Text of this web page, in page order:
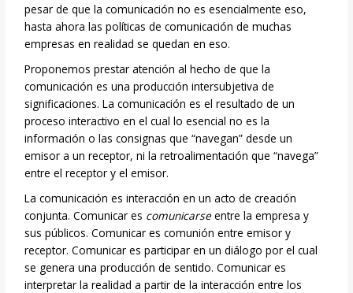
pesar de que la comunicación no es esencialmente eso,
hasta ahora las políticas de comunicación de muchas
empresas en realidad se quedan en eso.
Proponemos prestar atención al hecho de que la
comunicación es una producción intersubjetiva de
significaciones. La comunicación es el resultado de un
proceso interactivo en el cual lo esencial no es la
información o las consignas que “navegan” desde un
emisor a un receptor, ni la retroalimentación que “navega”
entre el receptor y el emisor.
La comunicación es interacción en un acto de creación
conjunta. Comunicar es comunicarseentre la empresa y
sus públicos. Comunicar es comunión entre emisor y
receptor. Comunicar es participar en un diálogo por el cual
se genera una producción de sentido. Comunicar es
interpretar la realidad a partir de la interacción entre los